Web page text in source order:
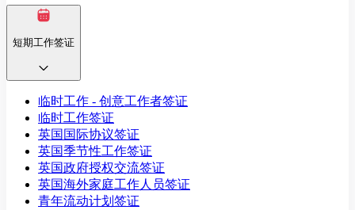
短期工作签证
临时工作 - 创意工作者签证
临时工作签证
英国国际协议签证
英国季节性工作签证
英国政府授权交流签证
英国海外家庭工作人员签证
青年流动计划签证